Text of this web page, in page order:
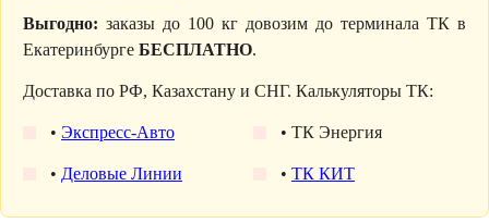
Выгодно: заказы до 100 кг довозим до терминала ТК в
Екатеринбурге БЕСПЛАТНО.
Доставка по РФ, Казахстану и СНГ. Калькуляторы ТК:
• Экспресс-Авто
• Деловые Линии
• ТК Энергия
• ТК КИТ